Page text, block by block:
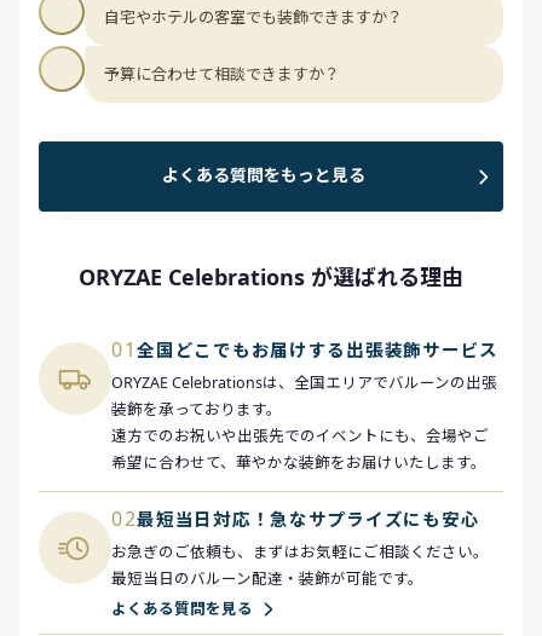
自宅やホテルの客室でも装飾できますか？
予算に合わせて相談できますか？
よくある質問をもっと見る
ORYZAE Celebrations が選ばれる理由
01全国どこでもお届けする出張装飾サービス
ORYZAE Celebrationsは、全国エリアでバルーンの出張
装飾を承っております。
遠方でのお祝いや出張先でのイベントにも、会場やご
希望に合わせて、華やかな装飾をお届けいたします。
02最短当日対応！急なサプライズにも安心
お急ぎのご依頼も、まずはお気軽にご相談ください。
最短当日のバルーン配達・装飾が可能です。
よくある質問を見る